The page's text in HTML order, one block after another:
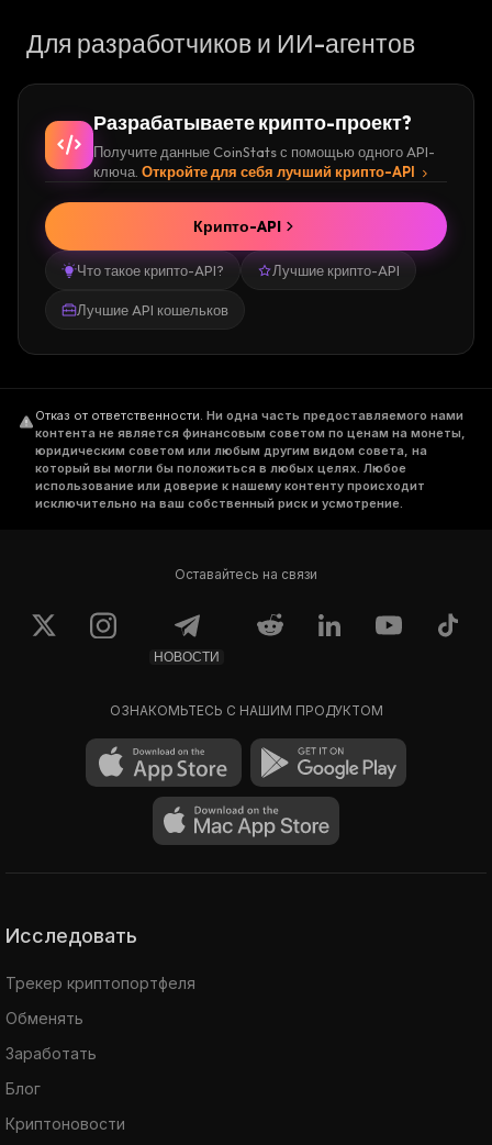
Для разработчиков и ИИ-агентов
Разрабатываете крипто-проект?
Получите данные CoinStats с помощью одного API-
ключа. Откройте для себя лучший крипто-API
Что такое крипто-API? Лучшие крипто-API
Лучшие API кошельков
Крипто-API
Отказ от ответственности. Ни одна часть предоставляемого нами
контента не является финансовым советом по ценам на монеты,
юридическим советом или любым другим видом совета, на
который вы могли бы положиться в любых целях. Любое
использование или доверие к нашему контенту происходит
исключительно на ваш собственный риск и усмотрение.
Оставайтесь на связи
НОВОСТИ
ОЗНАКОМЬТЕСЬ С НАШИМ ПРОДУКТОМ
Исследовать
Трекер криптопортфеля
Обменять
Заработать
Блог
Криптоновости